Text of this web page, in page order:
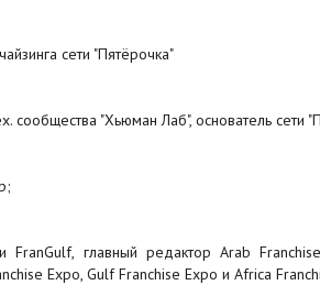
сети "Пятёрочка"
сообщества "Хьюман Лаб", основатель сети
главный редактор Arab
Expо, Gulf Franchise Expo и Africa